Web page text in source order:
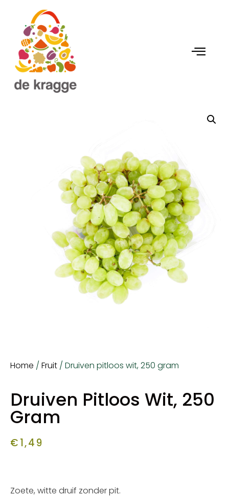
Home / Fruit / Druiven pitloos wit, 250 gram
Druiven Pitloos Wit, 250
Gram
€1,49
Zoete, witte druif zonder pit.